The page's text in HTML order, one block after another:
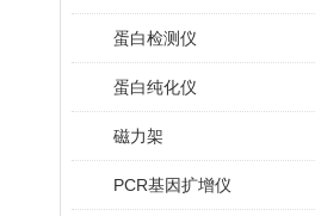
蛋白检测仪
蛋白纯化仪
磁力架
PCR基因扩增仪